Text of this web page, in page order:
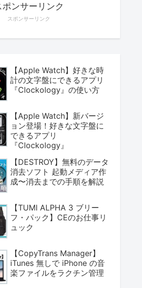
ポンサーリンク
スポンサーリンク
【Apple Watch】好きな時
計の文字盤にできるアプリ
『Clockology』の使い方
【Apple Watch】新バージ
ョン登場！好きな文字盤に
できるアプリ
『Clockology』
【DESTROY】無料のデータ
消去ソフト 起動メディア作
成〜消去までの手順を解説
【TUMI ALPHA 3 ブリー
フ・パック】CEのお仕事リ
ュック
【CopyTrans Manager】
iTunes 無しで iPhone の音
楽ファイルをラクチン管理